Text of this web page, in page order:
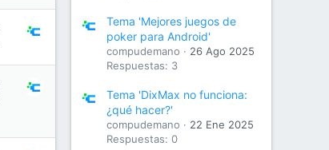
Tema 'Mejores juegos de
poker para Android'
compudemano
26 Ago 2025
Respuestas: 3
Tema 'DixMax no funciona:
¿qué hacer?'
compudemano
22 Ene 2025
Respuestas: 0